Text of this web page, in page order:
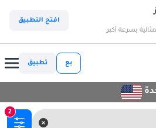
بسرعة أكبر
افتح التطبيق
بع تطبيق
2